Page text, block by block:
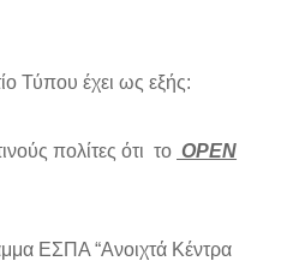
Τύπου έχει ως εξής:
πολίτες ότι το OPEN
ΕΣΠΑ “Ανοιχτά Κέντρα